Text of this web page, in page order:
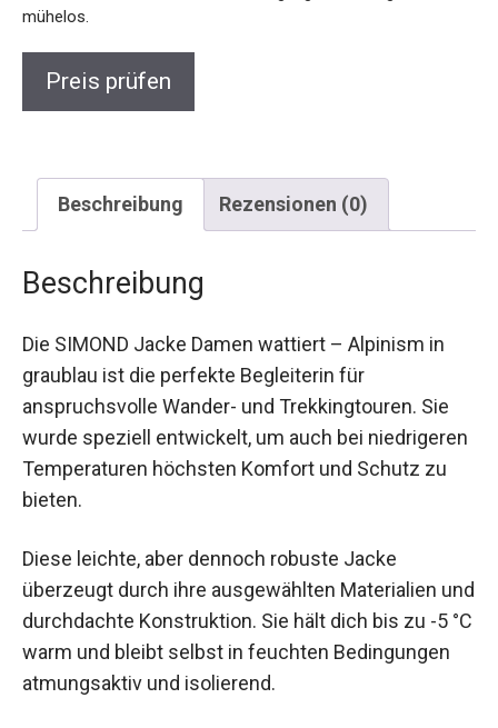
Beschreibung Rezensionen (0)
Beschreibung
graublau ist die perfekte Begleiterin für
anspruchsvolle Wander- und Trekkingtouren. Sie
wurde speziell entwickelt, um auch bei
niedrigeren Temperaturen höchsten Komfort und
Schutz zu bieten.
überzeugt durch ihre ausgewählten Materialien
und durchdachte Konstruktion. Sie hält dich bis
zu -5 °C warm und bleibt selbst in feuchten
Bedingungen atmungsaktiv und isolierend.